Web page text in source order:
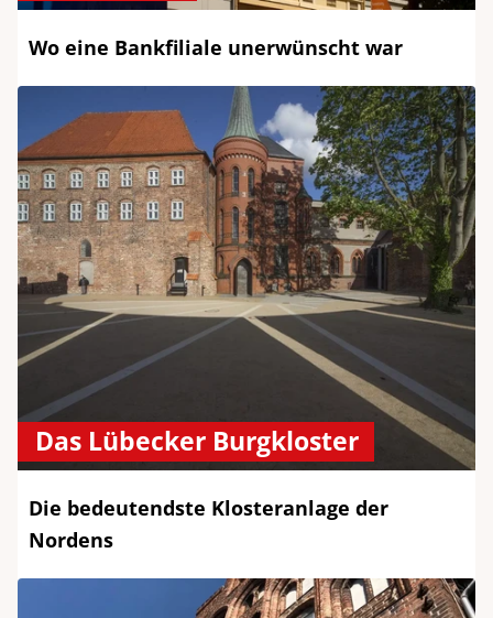
Wo eine Bankfiliale unerwünscht war
Das Lübecker Burgkloster
Die bedeutendste Klosteranlage der
Nordens